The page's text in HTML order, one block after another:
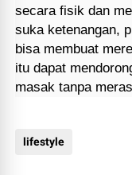
secara fisik dan
suka ketenangan,
bisa membuat
itu dapat
masak tanpa
lifestyle